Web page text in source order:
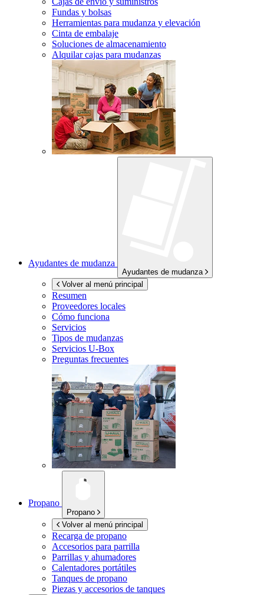
Fundas y bolsas
Herramientas para mudanza y elevación
Cinta de embalaje
Soluciones de almacenamiento
Alquilar cajas para mudanzas
Ayudantes de mudanza
Ayudantes de mudanza
Volver al menú principal
Resumen
Proveedores locales
Cómo funciona
Servicios
Tipos de mudanzas
Servicios U-Box
Preguntas frecuentes
Propano
Propano
Volver al menú principal
Recarga de propano
Accesorios para parrilla
Parrillas y ahumadores
Calentadores portátiles
Tanques de propano
Piezas y accesorios de tanques